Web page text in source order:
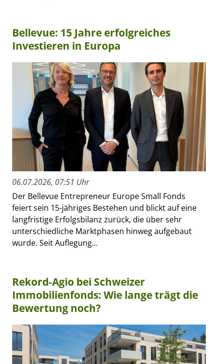
Bellevue: 15 Jahre erfolgreiches
Investieren in Europa
06.07.2026, 07:51 Uhr
Der Bellevue Entrepreneur Europe Small Fonds
feiert sein 15-jähriges Bestehen und blickt auf eine
langfristige Erfolgsbilanz zurück, die über sehr
unterschiedliche Marktphasen hinweg aufgebaut
wurde. Seit Auflegung...
Rekord-Agio bei Schweizer
Immobilienfonds: Wie lange trägt die
Bewertung noch?